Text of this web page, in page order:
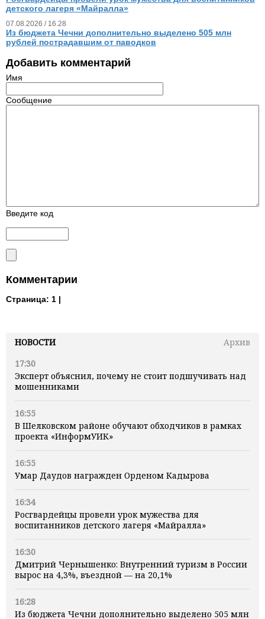
НОВОСТИ
Архив
17:30
Эксперт объяснил, почему не стоит подшучивать над
мошенниками
16:55
В Шелковском районе обучают обходчиков в рамках
проекта «ИнформУИК»
16:55
Умар Даудов награжден Орденом Кадырова
16:34
Росгвардейцы провели урок мужества для
воспитанников детского лагеря «Майралла»
16:30
Дмитрий Чернышенко: Внутренний туризм в России
вырос на 4,3%, въездной — на 20,1%
16:28
Из бюджета Чечни дополнительно выделено 505 млн
детского лагеря «Майралла»
07.08.2026 / 16.28
Из бюджета Чечни дополнительно выделено 505 млн
рублей пострадавшим от паводков
Добавить комментарий
Имя
Сообщение
Введите код
Комментарии
Страница: 1 |